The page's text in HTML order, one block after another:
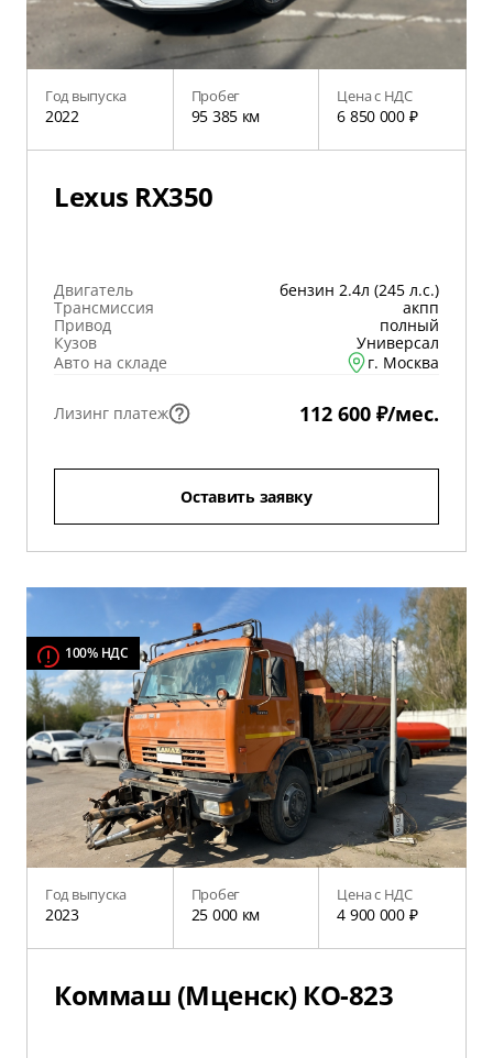
Год выпуска
2022
Пробег
95 385 км
Цена с НДС
6 850 000 ₽
Lexus RX350
Двигатель
бензин 2.4л (245 л.с.)
Трансмиссия
акпп
Привод
полный
Кузов
Универсал
Авто на складе
г. Москва
Лизинг платеж 112 600 ₽/мес.
Оставить заявку
100% НДС
Год выпуска
2023
Пробег
25 000 км
Цена с НДС
4 900 000 ₽
Коммаш (Мценск) КО-823